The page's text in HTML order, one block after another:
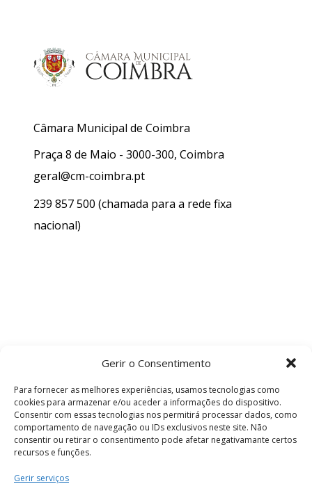
Gerir o Consentimento
Para fornecer as melhores experiências, usamos tecnologias como
cookies para armazenar e/ou aceder a informações do dispositivo.
Consentir com essas tecnologias nos permitirá processar dados, como
comportamento de navegação ou IDs exclusivos neste site. Não
consentir ou retirar o consentimento pode afetar negativamante certos
recursos e funções.
Gerir serviços
Câmara Municipal de Coimbra
Praça 8 de Maio - 3000-300, Coimbra
geral@cm-coimbra.pt
239 857 500 (chamada para a rede fixa
nacional)
Termos e Condições